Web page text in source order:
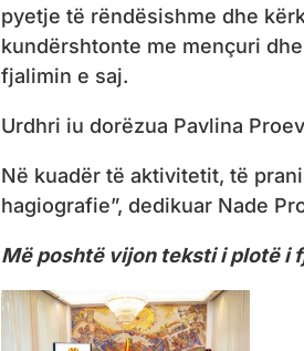
pyetje të rëndësishme dhe
kundërshtonte me mençuri
fjalimin e saj.
Urdhri iu dorëzua Pavlina
Në kuadër të aktivitetit, të
hagiografie”, dedikuar Nade
Më poshtë vijon teksti i plotë i